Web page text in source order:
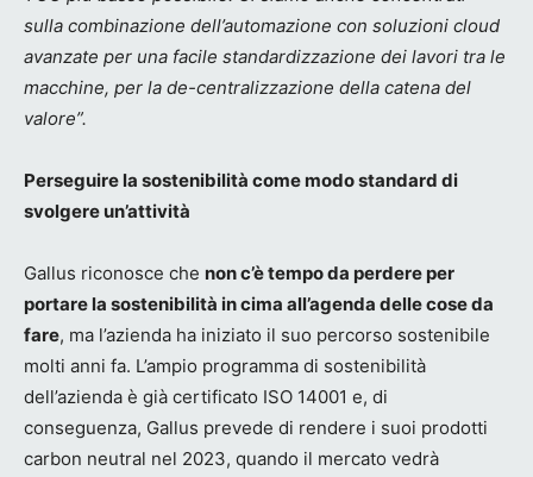
sulla combinazione dell’automazione con soluzioni cloud
avanzate per una facile standardizzazione dei lavori tra le
macchine, per la de-centralizzazione della catena del
valore”.
Perseguire la sostenibilità come modo standard di
svolgere un’attività
Gallus riconosce che non c’è tempo da perdere per
portare la sostenibilità in cima all’agenda delle cose da
fare, ma l’azienda ha iniziato il suo percorso sostenibile
molti anni fa. L’ampio programma di sostenibilità
dell’azienda è già certificato ISO 14001 e, di
conseguenza, Gallus prevede di rendere i suoi prodotti
carbon neutral nel 2023, quando il mercato vedrà